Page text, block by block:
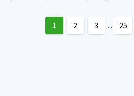
1 2 3 ... 25